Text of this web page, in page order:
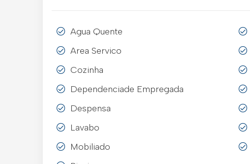
Agua Quente
Area Servico
Cozinha
Dependenciade Empregada
Despensa
Lavabo
Mobiliado